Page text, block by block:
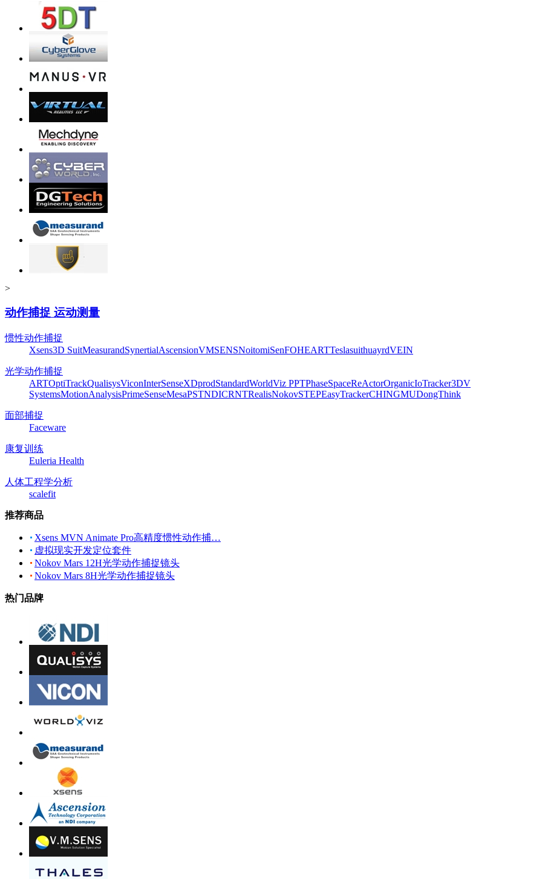
>
动作捕捉 运动测量
惯性动作捕捉
Xsens3D SuitMeasurandSynertialAscensionVMSENSNoitomiSenFOHEARTTeslasuithuayrdVEIN
光学动作捕捉
ARTOptiTrackQualisysViconInterSenseXDprodStandardWorldViz PPTPhaseSpaceReActorOrganicIoTracker3DV
SystemsMotionAnalysisPrimeSenseMesaPSTNDICRNTRealisNokovSTEPEasyTrackerCHINGMUDongThink
面部捕捉
Faceware
康复训练
Euleria Health
人体工程学分析
scalefit
推荐商品
Xsens MVN Animate Pro高精度惯性动作捕…
虚拟现实开发定位套件
Nokov Mars 12H光学动作捕捉镜头
Nokov Mars 8H光学动作捕捉镜头
热门品牌